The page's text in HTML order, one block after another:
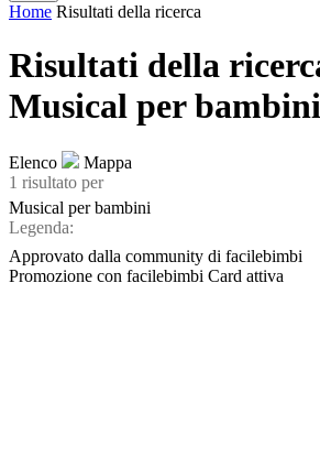
Home Risultati della ricerca
Risultati della
Musical per bambini
Elenco
Mappa
1 risultato per
Musical per bambini
Legenda:
Approvato dalla community di facilebimbi
Promozione con facilebimbi Card attiva